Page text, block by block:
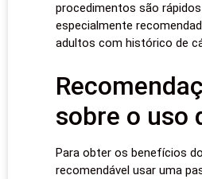
procedimentos são
especialmente
adultos com histórico de
sobre o uso
Para obter os benefícios
recomendável usar uma